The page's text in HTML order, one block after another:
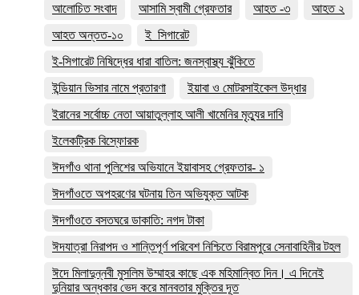
আলোচিত সংবাদ আসামি স্বামী গ্রেফতার আহত -৩
আহত ২
আহত অন্তত-১০
ই_সিগারেট
ই-সিগারেট নিষিদ্ধের ধারা বাতিল: জনস্বাস্থ্য ঝুঁকিতে
ইন্ডিয়ান ভিসার নামে প্রতারণা
ইয়াবা ও মোটরসাইকেল উদ্ধার
ইরানের সর্বোচ্চ নেতা আয়াতুল্লাহ আলী খামেনির মৃত্যুর দাবি
ইলেকট্রিক বিস্ফোরক
ঈদগাঁও থানা পুলিশের অভিযানে ইয়াবাসহ গ্রেফতার- ১
ঈদগাঁওতে অপহরণের ঘটনায় তিন অভিযুক্ত আটক
ঈদগাঁওতে বসতঘরে ডাকাতি: নগদ টাকা
ঈদযাত্রা নিরাপদ ও শান্তিপূর্ণ পরিবেশ নিশ্চিতে বিরামপুরে সেনাবাহিনীর টহল
ঈদে মিলাদুন্নবী মুসলিম উম্মাহর কাছে এক মহিমান্বিত দিন। এ দিনেই
দুনিয়ার অন্ধকার ভেদ করে মানবতার মুক্তির দূত